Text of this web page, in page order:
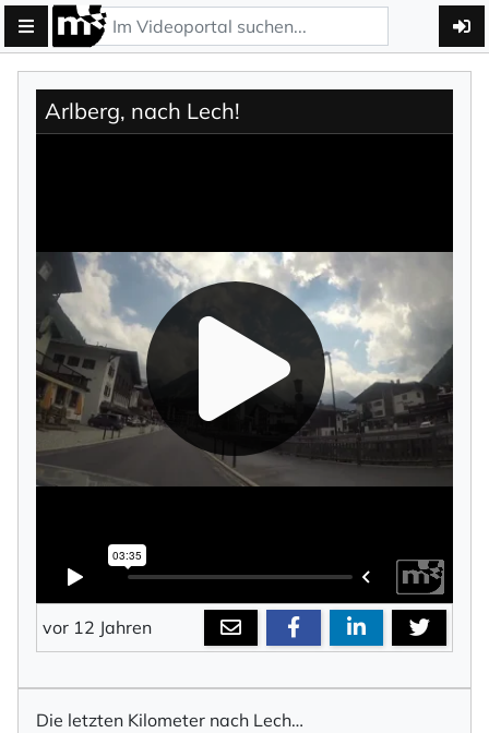
Arlberg, nach Lech!
vor 12 Jahren
Die letzten Kilometer nach Lech…